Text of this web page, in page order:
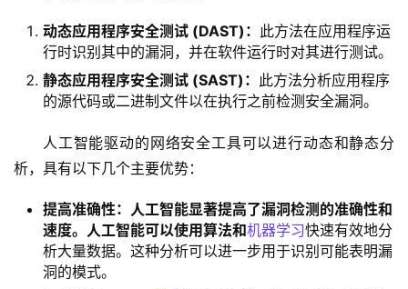
动态应用程序安全测试 (DAST)： 此方法在应用程序运
行时识别其中的漏洞，并在软件运行时对其进行测试。
静态应用程序安全测试 (SAST)： 此方法分析应用程序
的源代码或二进制文件以在执行之前检测安全漏洞。
人工智能驱动的网络安全工具可以进行动态和静态分
析，具有以下几个主要优势：
提高准确性：人工智能显著提高了漏洞检测的准确性和
速度。人工智能可以使用算法和机器学习快速有效地分
析大量数据。这种分析可以进一步用于识别可能表明漏
洞的模式。